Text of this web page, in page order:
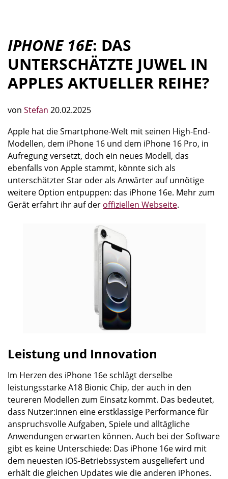
IPHONE 16E: DAS
UNTERSCHÄTZTE JUWEL IN
APPLES AKTUELLER REIHE?
von Stefan 20.02.2025
Apple hat die Smartphone-Welt mit seinen High-End-
Modellen, dem iPhone 16 und dem iPhone 16 Pro, in
Aufregung versetzt, doch ein neues Modell, das
ebenfalls von Apple stammt, könnte sich als
unterschätzter Star oder als Anwärter auf unnötige
weitere Option entpuppen: das iPhone 16e. Mehr zum
Gerät erfahrt ihr auf der offiziellen Webseite.
Leistung und Innovation
Im Herzen des iPhone 16e schlägt derselbe
leistungsstarke A18 Bionic Chip, der auch in den
teureren Modellen zum Einsatz kommt. Das bedeutet,
dass Nutzer:innen eine erstklassige Performance für
anspruchsvolle Aufgaben, Spiele und alltägliche
Anwendungen erwarten können. Auch bei der Software
gibt es keine Unterschiede: Das iPhone 16e wird mit
dem neuesten iOS-Betriebssystem ausgeliefert und
erhält die gleichen Updates wie die anderen iPhones.